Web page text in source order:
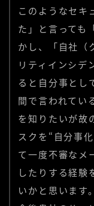
このようなセキ
た」と言っても
かし、「自社
リティインシデ
ると自分事とし
間で言われてい
を知りたいが故
スクを“自分事
て一度不審なメ
したりする経験
いかと思います。